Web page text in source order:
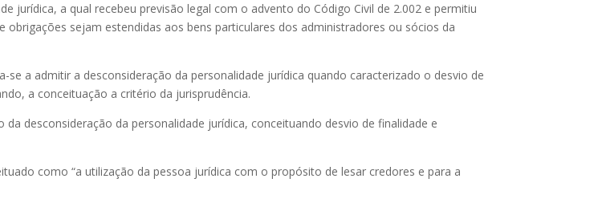
jurídica, a qual recebeu previsão legal com o advento do Código Civil de 2.002 e permitiu
sejam estendidas aos bens particulares dos administradores ou sócios da
a admitir a desconsideração da personalidade jurídica quando caracterizado o desvio de
a conceituação a critério da jurisprudência.
desconsideração da personalidade jurídica, conceituando desvio de finalidade e
como “a utilização da pessoa jurídica com o propósito de lesar credores e para a